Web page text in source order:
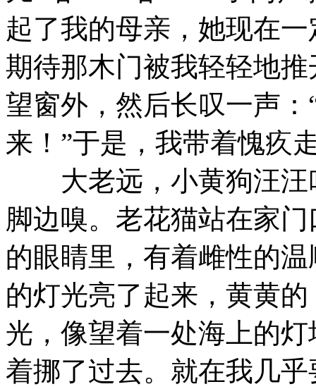
起了我的母亲，她现在
期待那木门被我轻轻地
望窗外，然后长叹一声
来！”于是，我带着愧疚
大老远，小黄狗汪汪
脚边嗅。老花猫站在家
的眼睛里，有着雌性的
的灯光亮了起来，黄黄
光，像望着一处海上的
着挪了过去。就在我几